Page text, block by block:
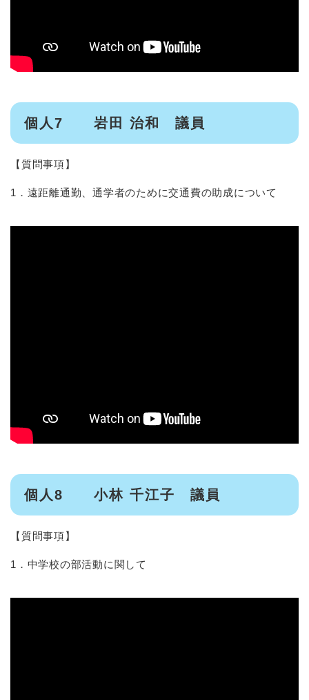
個人7 岩田 治和 議員
【質問事項】
1．遠距離通勤、通学者のために交通費の助成について
個人8 小林 千江子 議員
【質問事項】
1．中学校の部活動に関して